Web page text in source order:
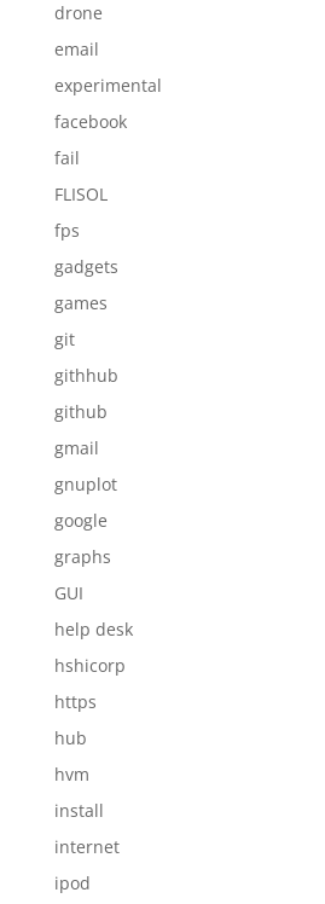
drone
email
experimental
facebook
fail
FLISOL
fps
gadgets
games
git
githhub
github
gmail
gnuplot
google
graphs
GUI
help desk
hshicorp
https
hub
hvm
install
internet
ipod